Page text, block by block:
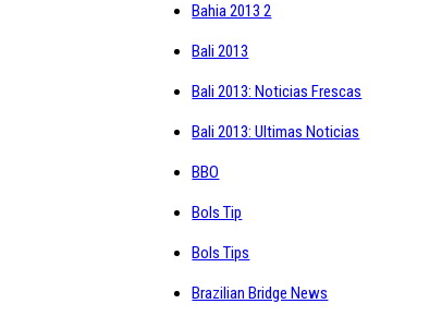
Bahia 2013 2
Bali 2013
Bali 2013: Noticias Frescas
Bali 2013: Ultimas Noticias
BBO
Bols Tip
Bols Tips
Brazilian Bridge News